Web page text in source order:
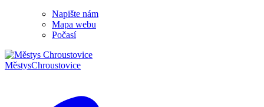
Napište nám
Mapa webu
Počasí
MěstysChroustovice